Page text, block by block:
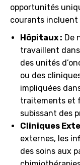
opportunités
courants incluent
Hôpitaux : De
travaillent
des unités
ou des
impliquées
traitements et
subissant des
Cliniques
externes, les
des soins aux